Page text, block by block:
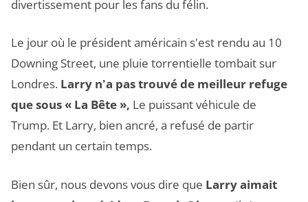
divertissement pour les fans du félin.
Le jour où le président américain s'est rendu au 10
Downing Street, une pluie torrentielle tombait sur
Londres. Larry n'a pas trouvé de meilleur refuge
que sous « La Bête », Le puissant véhicule de
Trump. Et Larry, bien ancré, a refusé de partir
pendant un certain temps.
Bien sûr, nous devons vous dire que Larry aimait